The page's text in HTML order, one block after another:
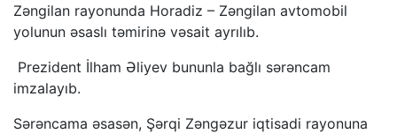
Zəngilan rayonunda Horadiz – Zəngilan avtomobil
yolunun əsaslı təmirinə vəsait ayrılıb.
Prezident İlham Əliyev bununla bağlı sərəncam
imzalayıb.
Sərəncama əsasən, Şərqi Zəngəzur iqtisadi rayonuna